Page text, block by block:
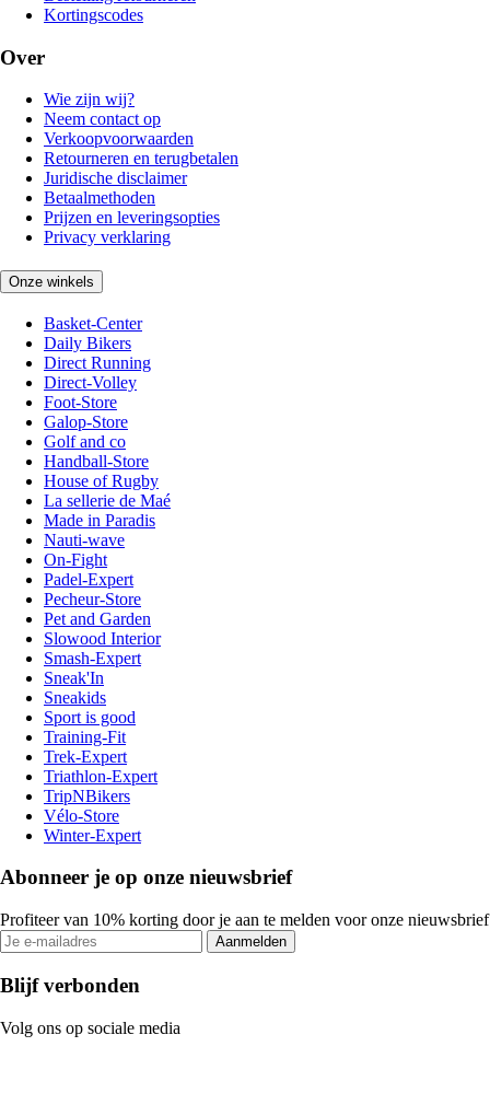
Kortingscodes
Over
Wie zijn wij?
Neem contact op
Verkoopvoorwaarden
Retourneren en terugbetalen
Juridische disclaimer
Betaalmethoden
Prijzen en leveringsopties
Privacy verklaring
Onze winkels
Basket-Center
Daily Bikers
Direct Running
Direct-Volley
Foot-Store
Galop-Store
Golf and co
Handball-Store
House of Rugby
La sellerie de Maé
Made in Paradis
Nauti-wave
On-Fight
Padel-Expert
Pecheur-Store
Pet and Garden
Slowood Interior
Smash-Expert
Sneak'In
Sneakids
Sport is good
Training-Fit
Trek-Expert
Triathlon-Expert
TripNBikers
Vélo-Store
Winter-Expert
Abonneer je op onze nieuwsbrief
Profiteer van 10% korting door je aan te melden voor onze nieuwsbrief
Aanmelden
Blijf verbonden
Volg ons op sociale media